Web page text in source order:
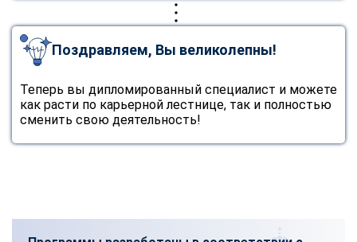
Поздравляем, Вы великолепны!
Теперь вы дипломированный специалист и можете
как расти по карьерной лестнице, так и полностью
сменить свою деятельность!